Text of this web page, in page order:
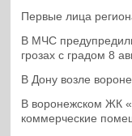
Первые лица
В МЧС
грозах с градом 8
В Дону возле
В воронежском ЖК
коммерческие